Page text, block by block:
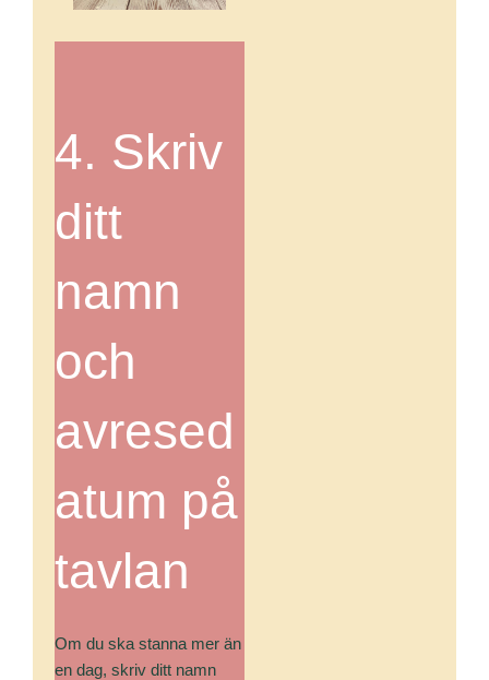
4. Skriv
ditt
namn
och
avresed
atum på
tavlan
Om du ska stanna mer än
en dag, skriv ditt namn